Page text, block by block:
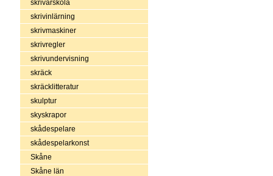
skrivarskola
skrivinlärning
skrivmaskiner
skrivregler
skrivundervisning
skräck
skräcklitteratur
skulptur
skyskrapor
skådespelare
skådespelarkonst
Skåne
Skåne län